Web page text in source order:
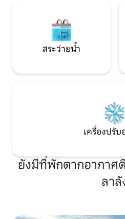
สระว่ายน้ำ
เครื่องปรับ
ยังมีที่พักตากอากาศ
ลาลั